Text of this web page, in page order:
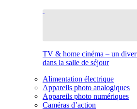
TV & home cinéma – un
dans la salle de séjour
Alimentation électrique
Appareils photo analogiques
Appareils photo numériques
Caméras d’action